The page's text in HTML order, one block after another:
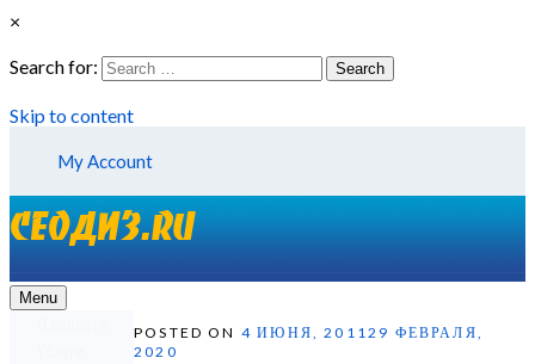
×
Search for:
Search
Skip to content
My Account
Menu
POSTED ON 4 ИЮНЯ, 201129 ФЕВРАЛЯ,
2020